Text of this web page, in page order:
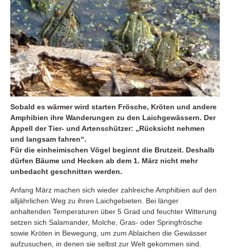
Sobald es wärmer wird starten Frösche, Kröten und andere
Amphibien ihre Wanderungen zu den Laichgewässern. Der
Appell der Tier- und Artenschützer: „Rücksicht nehmen
und langsam fahren“.
Für die einheimischen Vögel beginnt die Brutzeit. Deshalb
dürfen Bäume und Hecken ab dem 1. März nicht mehr
unbedacht geschnitten werden.
Anfang März machen sich wieder zahlreiche Amphibien auf den
alljährlichen Weg zu ihren Laichgebieten. Bei länger
anhaltenden Temperaturen über 5 Grad und feuchter Witterung
setzen sich Salamander, Molche, Gras- oder Springfrösche
sowie Kröten in Bewegung, um zum Ablaichen die Gewässer
aufzusuchen, in denen sie selbst zur Welt gekommen sind.